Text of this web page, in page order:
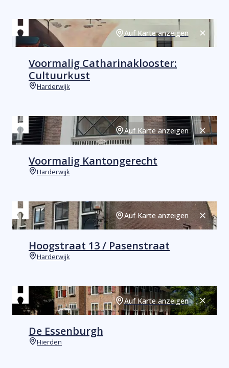
Auf Karte anzeigen
Voormalig Catharinaklooster:
Cultuurkust
Harderwijk
Auf Karte anzeigen
Voormalig Kantongerecht
Harderwijk
Auf Karte anzeigen
Hoogstraat 13 / Pasenstraat
Harderwijk
Auf Karte anzeigen
De Essenburgh
Hierden